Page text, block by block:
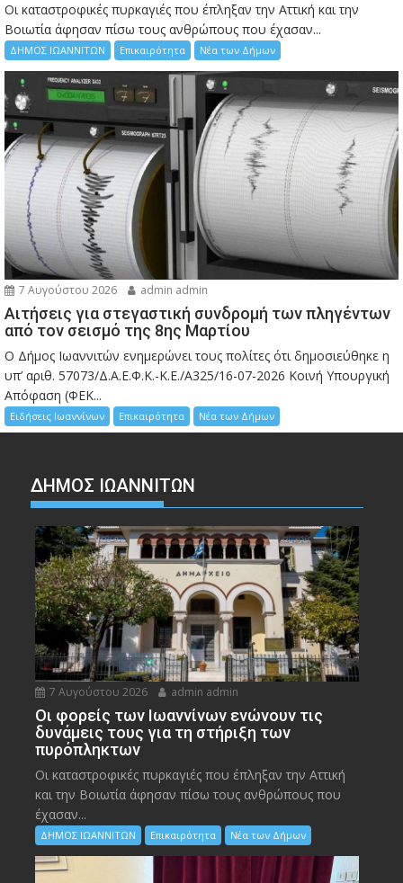
Οι καταστροφικές πυρκαγιές που έπληξαν την Αττική και την
Bοιωτία άφησαν πίσω τους ανθρώπους που έχασαν...
ΔΗΜΟΣ ΙΩΑΝΝΙΤΩΝ Επικαιρότητα Νέα των Δήμων
7 Αυγούστου 2026 admin admin
Αιτήσεις για στεγαστική συνδρομή των πληγέντων
από τον σεισμό της 8ης Μαρτίου
Ο Δήμος Ιωαννιτών ενημερώνει τους πολίτες ότι δημοσιεύθηκε η
υπ’ αριθ. 57073/Δ.Α.Ε.Φ.Κ.-Κ.Ε./Α325/16-07-2026 Κοινή Υπουργική
Απόφαση (ΦΕΚ...
Ειδήσεις Ιωαννίνων Επικαιρότητα Νέα των Δήμων
ΔΗΜΟΣ ΙΩΑΝΝΙΤΩΝ
7 Αυγούστου 2026 admin admin
Οι φορείς των Ιωαννίνων ενώνουν τις
δυνάμεις τους για τη στήριξη των
πυρόπληκτων
Οι καταστροφικές πυρκαγιές που έπληξαν την Αττική
και την Bοιωτία άφησαν πίσω τους ανθρώπους που
έχασαν...
ΔΗΜΟΣ ΙΩΑΝΝΙΤΩΝ Επικαιρότητα Νέα των Δήμων